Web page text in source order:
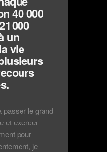
40 000
000
un
vie
passer le grand
et exercer
pour
je